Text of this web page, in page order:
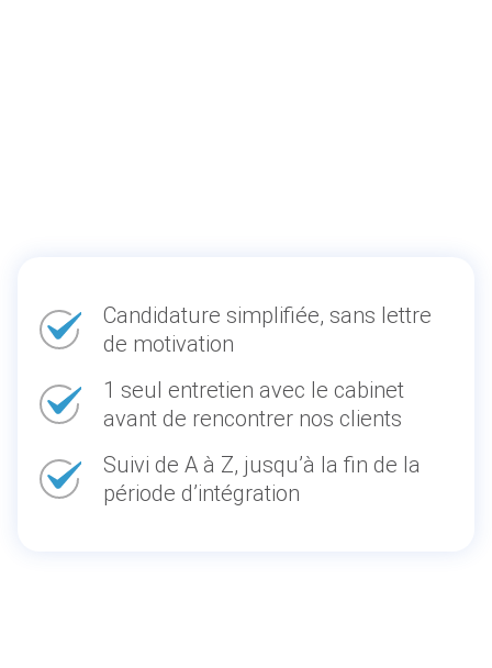
Candidature simplifiée, sans lettre
de motivation
1 seul entretien avec le cabinet
avant de rencontrer nos clients
Suivi de A à Z, jusqu’à la fin de la
période d’intégration